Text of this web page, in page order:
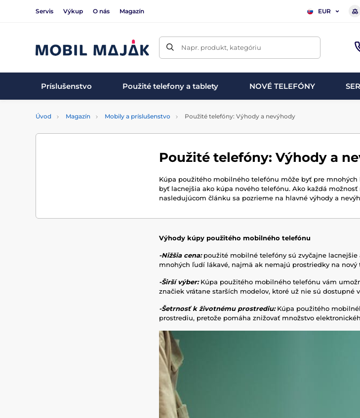
Servis Výkup O nás Magazín EUR
Napr. produkt, kategóriu
Príslušenstvo Použité telefony a tablety NOVÉ TELEFÓNY
Úvod Magazín Mobily a príslušenstvo Použité telefóny: Výhody a nevýhody
Použité telefóny: Výhody a
Kúpa použitého mobilného telefónu môže byť pre
byť lacnejšia ako kúpa nového telefónu. Ako každá možnosť
nasledujúcom článku sa pozrieme na hlavné výhody a
Výhody kúpy použitého mobilného telefónu
-Nižšia cena:použité mobilné telefóny sú zvyčajne lacnejšie
mnohých ľudí lákavé, najmä ak nemajú prostriedky na nový
-Širší výber:Kúpa použitého mobilného telefónu vám
značiek vrátane starších modelov, ktoré už nie sú dostupné
-Šetrnosť k životnému prostrediu:Kúpa použitého
prostrediu, pretože pomáha znižovať množstvo